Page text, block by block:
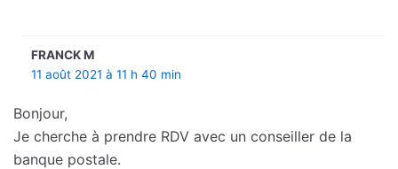
FRANCK M
11 août 2021 à 11 h 40 min
Bonjour,
Je cherche à prendre RDV avec un conseiller de la
banque postale.